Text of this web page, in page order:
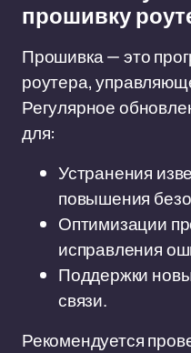
прошивку
Прошивка — это
роутера,
Регулярное
для:
Устранения
повышения
Оптимизации
исправления
Поддержки
связи.
Рекомендуется